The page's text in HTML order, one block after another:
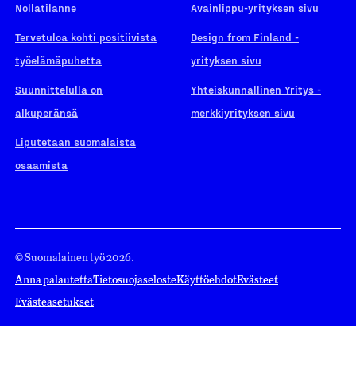
Nollatilanne
Tervetuloa kohti positiivista
työelämäpuhetta
Suunnittelulla on
alkuperänsä
Liputetaan suomalaista
osaamista
Avainlippu-yrityksen sivu
Design from Finland -
yrityksen sivu
Yhteiskunnallinen Yritys -
merkkiyrityksen sivu
© Suomalainen työ 2026.
Anna palautettaTietosuojaselosteKäyttöehdotEvästeet
Evästeasetukset